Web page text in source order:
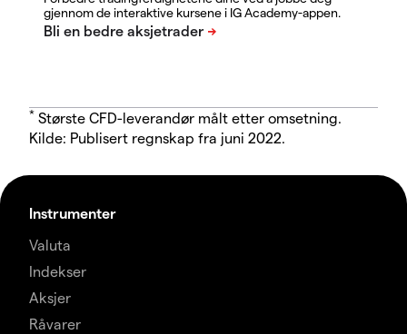
gjennom de interaktive kursene i IG Academy-appen.
* Største CFD-leverandør målt etter omsetning.
Kilde: Publisert regnskap fra juni 2022.
Instrumenter
Valuta
Indekser
Aksjer
Råvarer